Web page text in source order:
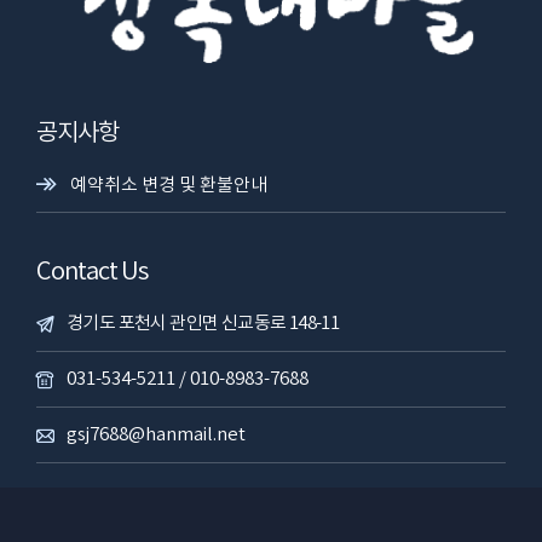
공지사항
예약취소 변경 및 환불안내
Contact Us
경기도 포천시 관인면 신교동로 148-11
031-534-5211 / 010-8983-7688
gsj7688@hanmail.net